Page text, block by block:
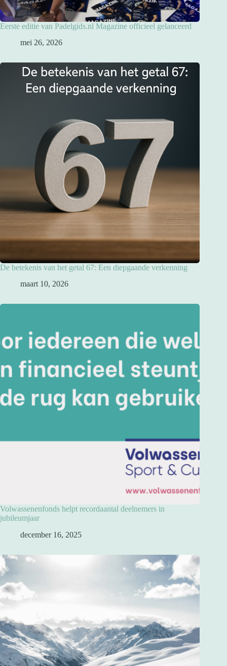
Eerste editie van Padelgids.nl Magazine officieel gelanceerd
mei 26, 2026
De betekenis van het getal 67: Een diepgaande verkenning
maart 10, 2026
Volwassenenfonds helpt recordaantal deelnemers in
jubileumjaar
december 16, 2025